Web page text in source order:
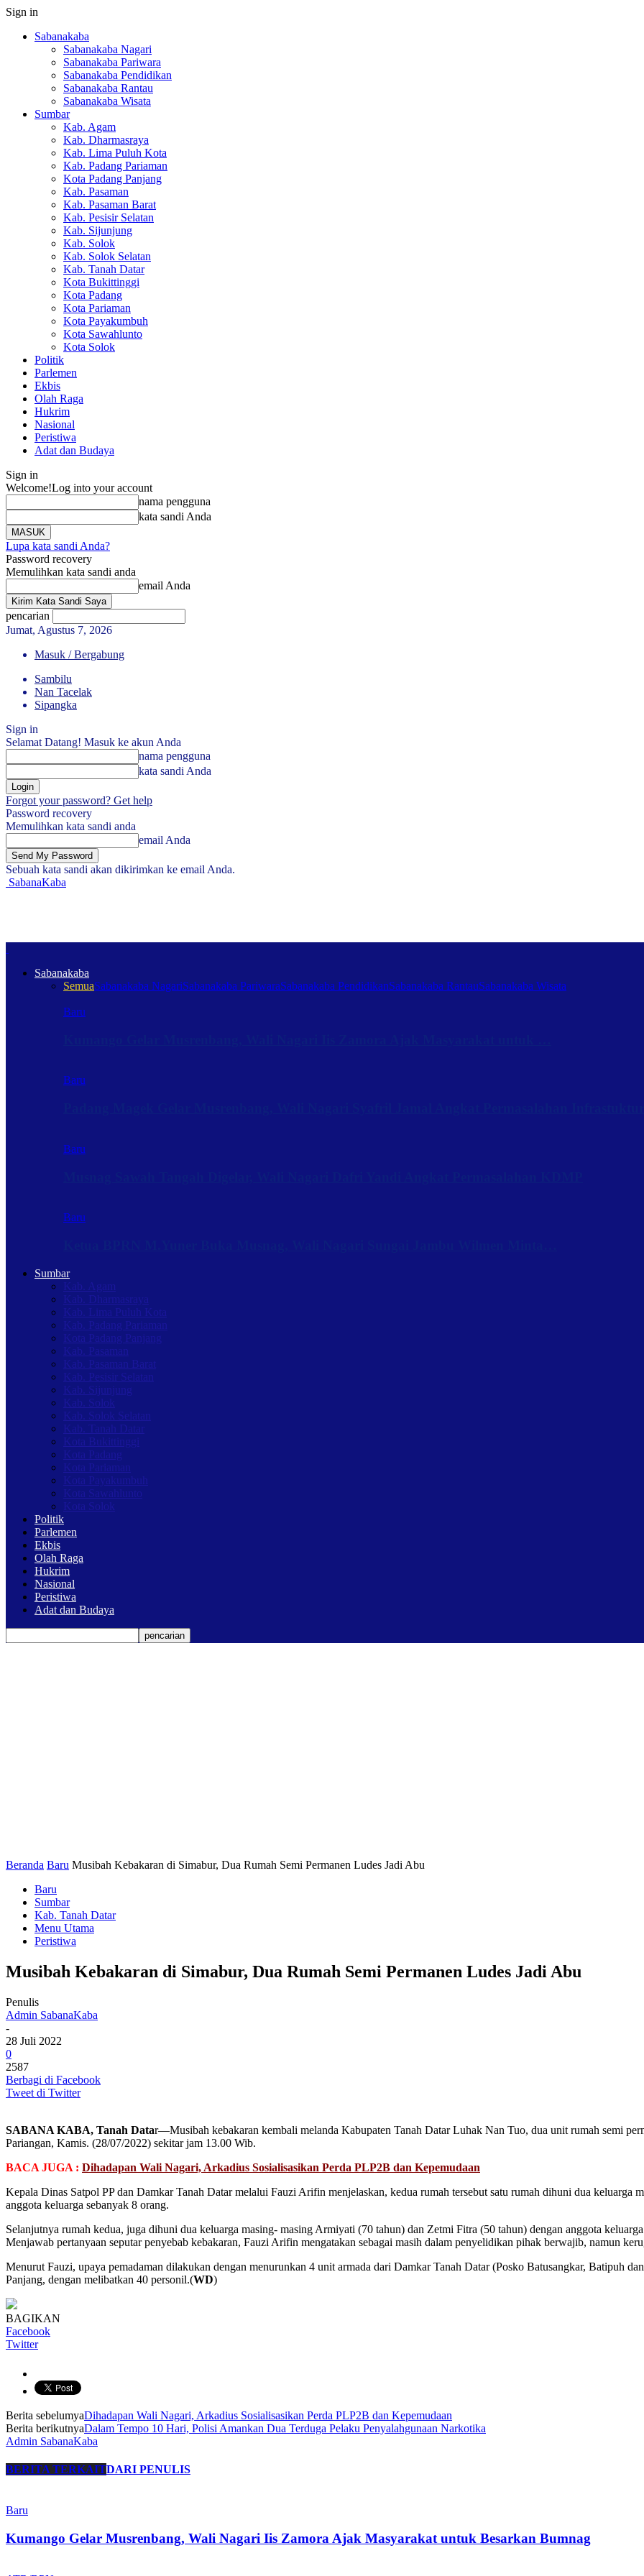
Sign in
Sabanakaba
Sabanakaba Nagari
Sabanakaba Pariwara
Sabanakaba Pendidikan
Sabanakaba Rantau
Sabanakaba Wisata
Sumbar
Kab. Agam
Kab. Dharmasraya
Kab. Lima Puluh Kota
Kab. Padang Pariaman
Kota Padang Panjang
Kab. Pasaman
Kab. Pasaman Barat
Kab. Pesisir Selatan
Kab. Sijunjung
Kab. Solok
Kab. Solok Selatan
Kab. Tanah Datar
Kota Bukittinggi
Kota Padang
Kota Pariaman
Kota Payakumbuh
Kota Sawahlunto
Kota Solok
Politik
Parlemen
Ekbis
Olah Raga
Hukrim
Nasional
Peristiwa
Adat dan Budaya
Sign in
Welcome!Log into your account
nama pengguna
kata sandi Anda
Lupa kata sandi Anda?
Password recovery
Memulihkan kata sandi anda
email Anda
pencarian
Jumat, Agustus 7, 2026
Masuk / Bergabung
Sambilu
Nan Tacelak
Sipangka
Sign in
Selamat Datang! Masuk ke akun Anda
nama pengguna
kata sandi Anda
Forgot your password? Get help
Password recovery
Memulihkan kata sandi anda
email Anda
Sebuah kata sandi akan dikirimkan ke email Anda.
SabanaKaba
Sabanakaba
SemuaSabanakaba NagariSabanakaba PariwaraSabanakaba PendidikanSabanakaba RantauSabanakaba Wisata
Baru
Baru
Baru
Baru
Sumbar
Kab. Agam
Kab. Dharmasraya
Kab. Lima Puluh Kota
Kab. Padang Pariaman
Kota Padang Panjang
Kab. Pasaman
Kab. Pasaman Barat
Kab. Pesisir Selatan
Kab. Sijunjung
Kab. Solok
Kab. Solok Selatan
Kab. Tanah Datar
Kota Bukittinggi
Kota Padang
Kota Pariaman
Kota Payakumbuh
Kota Sawahlunto
Kota Solok
Politik
Parlemen
Ekbis
Olah Raga
Hukrim
Nasional
Peristiwa
Adat dan Budaya
Beranda Baru Musibah Kebakaran di Simabur, Dua Rumah Semi Permanen Ludes Jadi Abu
Baru
Sumbar
Kab. Tanah Datar
Menu Utama
Peristiwa
Musibah Kebakaran di Simabur, Dua Rumah Semi Permanen Ludes Jadi Abu
Penulis
Admin SabanaKaba
-
28 Juli 2022
0
2587
Berbagi di Facebook
Tweet di Twitter
SABANA KABA, Tanah Datar—Musibah kebakaran kembali melanda Kabupaten Tanah Datar Luhak Nan Tuo, dua unit rumah semi
Pariangan, Kamis. (28/07/2022) sekitar jam 13.00 Wib.
BACA JUGA : Dihadapan Wali Nagari, Arkadius Sosialisasikan Perda PLP2B dan Kepemudaan
Kepala Dinas Satpol PP dan Damkar Tanah Datar melalui Fauzi Arifin menjelaskan, kedua rumah tersebut satu rumah dihuni dua keluarga
anggota keluarga sebanyak 8 orang.
Selanjutnya rumah kedua, juga dihuni dua keluarga masing- masing Armiyati (70 tahun) dan Zetmi Fitra (50 tahun) dengan anggota
Menjawab pertanyaan seputar penyebab kebakaran, Fauzi Arifin mengatakan sebagai masih dalam penyelidikan pihak berwajib, namun
Menurut Fauzi, upaya pemadaman dilakukan dengan menurunkan 4 unit armada dari Damkar Tanah Datar (Posko Batusangkar, Batipuh
Panjang, dengan melibatkan 40 personil.(WD)
BAGIKAN
Facebook
Twitter
Berita sebelumyaDihadapan Wali Nagari, Arkadius Sosialisasikan Perda PLP2B dan Kepemudaan
Berita berikutnyaDalam Tempo 10 Hari, Polisi Amankan Dua Terduga Pelaku Penyalahgunaan Narkotika
Admin SabanaKaba
BERITA TERKAITDARI PENULIS
Baru
Kumango Gelar Musrenbang, Wali Nagari Iis Zamora Ajak Masyarakat untuk Besarkan Bumnag